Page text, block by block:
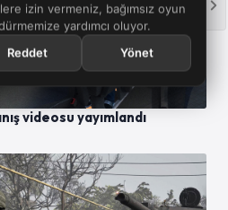
izin vermeniz, bağımsız oyun
yardımcı oluyor.
Reddet Yönet
videosu yayımlandı